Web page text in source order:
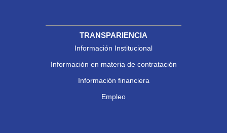
TRANSPARIENCIA
Información Institucional
Información en materia de contratación
Información financiera
Empleo